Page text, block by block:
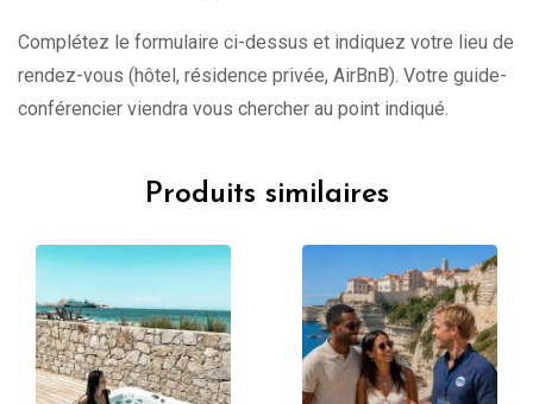
Complétez le formulaire ci-dessus et indiquez votre lieu de
rendez-vous (hôtel, résidence privée, AirBnB). Votre guide-
conférencier viendra vous chercher au point indiqué.
Produits similaires